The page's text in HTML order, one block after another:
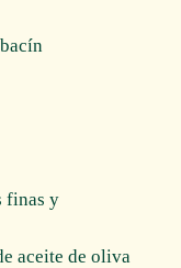
finas y
aceite de oliva